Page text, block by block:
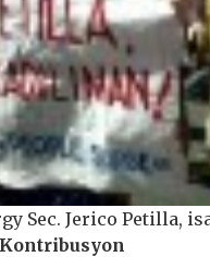
Sec. Jerico Petilla,